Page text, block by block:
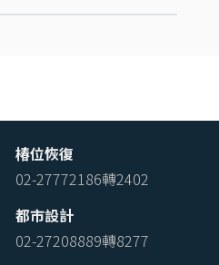
椿位恢復
02-27772186轉2402
都市設計
02-27208889轉8277